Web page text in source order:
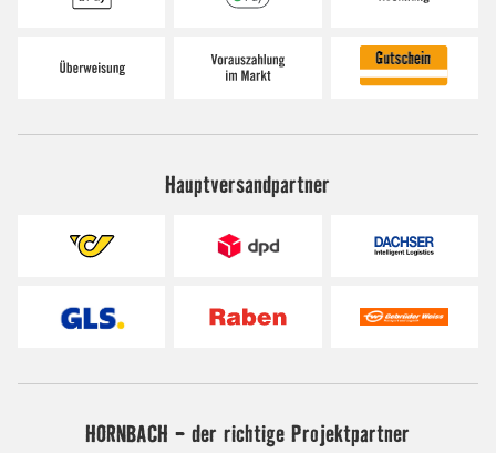
Hauptversandpartner
HORNBACH - der richtige Projektpartner